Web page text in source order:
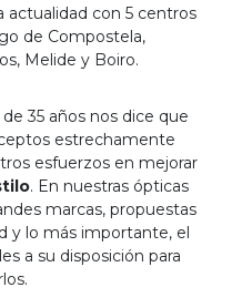
actualidad con 5 centros
de Compostela,
Melide y Boiro.
35 años nos dice que
estrechamente
esfuerzos en mejorar
. En nuestras ópticas
marcas, propuestas
y lo más importante, el
a su disposición para